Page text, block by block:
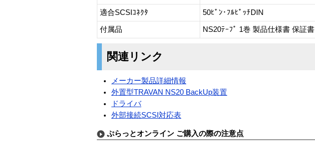
適合SCSIｺﾈｸﾀ 50ﾋﾟﾝ･ﾌﾙﾋﾟｯﾁDIN
付属品 NS20ﾃｰﾌﾟ 1巻 製品仕様書 保証書
関連リンク
メーカー製品詳細情報
外置型TRAVAN NS20 BackUp装置
ドライバ
外部接続SCSI対応表
ぷらっとオンライン ご購入の際の注意点